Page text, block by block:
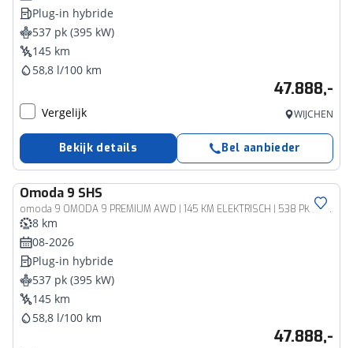
Plug-in hybride
537 pk (395 kW)
145 km
58,8 l/100 km
47.888,-
Vergelijk WIJCHEN
Bekijk details Bel aanbieder
Omoda 9 SHS
omoda 9 OMODA 9 PREMIUM AWD | 145 KM ELEKTRISCH | 538 PK | MAT ZWART 4WD 4X4
8 km
08-2026
Plug-in hybride
537 pk (395 kW)
145 km
58,8 l/100 km
47.888,-